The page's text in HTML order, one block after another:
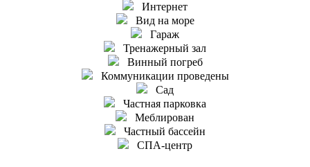
Интернет
Вид на море
Гараж
Тренажерный зал
Винный погреб
Коммуникации проведены
Сад
Частная парковка
Меблирован
Частный бассейн
СПА-центр